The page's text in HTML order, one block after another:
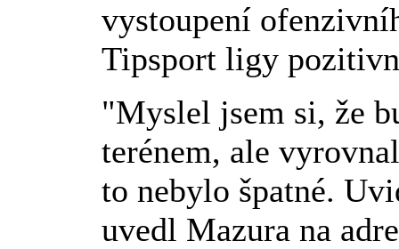
vystoupení
Tipsport ligy
"Myslel jsem si, že
terénem, ale
to nebylo špatné.
uvedl Mazura na